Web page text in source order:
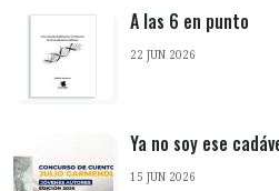
A las 6 en punto
22 JUN 2026
Ya no soy ese
15 JUN 2026